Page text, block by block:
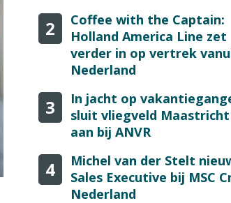
2
Coffee with the Captain:
Holland America Line zet
verder in op vertrek
Nederland
3
In jacht op
sluit vliegveld Maastricht
aan bij ANVR
4
Michel van der Stelt
Sales Executive bij MSC
Nederland